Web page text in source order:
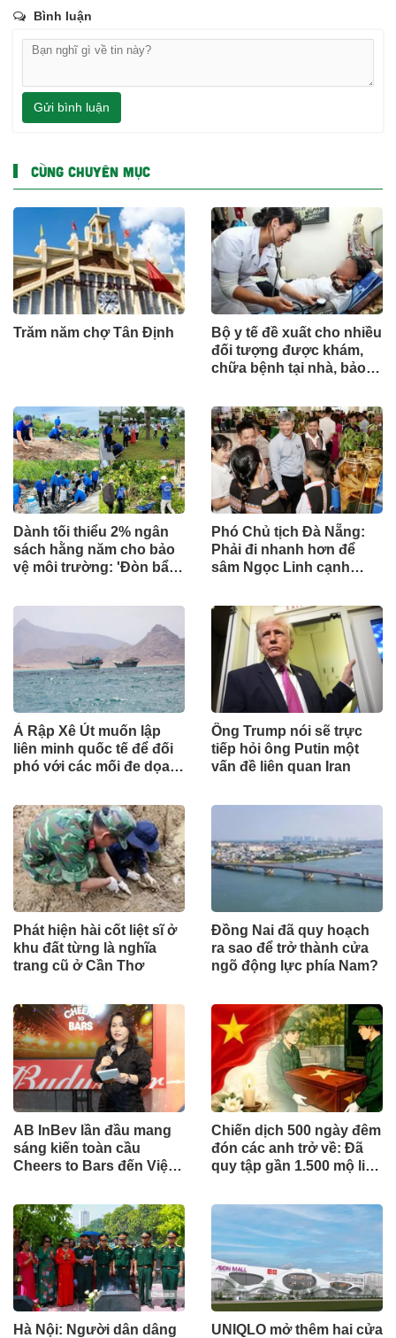
Bình luận
Gửi bình luận
CÙNG CHUYÊN MỤC
Trăm năm chợ Tân Định
Bộ y tế đề xuất cho nhiều
đối tượng được khám,
chữa bệnh tại nhà, bảo
Dành tối thiểu 2% ngân
sách hằng năm cho bảo
vệ môi trường: 'Đòn bẩy'
ngoặt quản trị hiện đại
Phó Chủ tịch Đà Nẵng:
Phải đi nhanh hơn để
sâm Ngọc Linh cạnh
Ả Rập Xê Út muốn lập
liên minh quốc tế để đối
phó với các mối đe dọa
Ông Trump nói sẽ trực
tiếp hỏi ông Putin một
vấn đề liên quan Iran
Phát hiện hài cốt liệt sĩ ở
khu đất từng là nghĩa
trang cũ ở Cần Thơ
Đồng Nai đã quy hoạch
ra sao để trở thành cửa
ngõ động lực phía Nam?
AB InBev lần đầu mang
sáng kiến toàn cầu
Cheers to Bars đến Việt
Chiến dịch 500 ngày đêm
đón các anh trở về: Đã
quy tập gần 1.500 mộ liệt
Hà Nội: Người dân dâng
UNIQLO mở thêm hai cửa